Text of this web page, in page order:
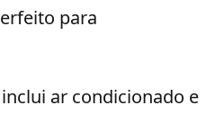
para
ar condicionado e